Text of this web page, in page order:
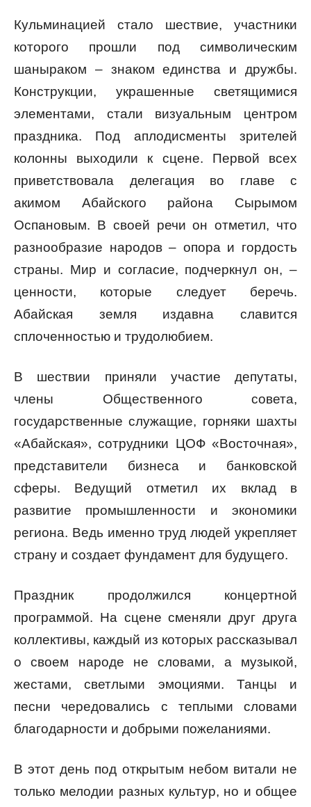
Кульминацией стало шествие, участники
которого прошли под символическим
шаныраком – знаком единства и дружбы.
Конструкции, украшенные светящимися
элементами, стали визуальным центром
праздника. Под аплодисменты зрителей
колонны выходили к сцене. Первой всех
приветствовала делегация во главе с
акимом Абайского района Сырымом
Оспановым. В своей речи он отметил, что
разнообразие народов – опора и гордость
страны. Мир и согласие, подчеркнул он, –
ценности, которые следует беречь.
Абайская земля издавна славится
сплоченностью и трудолюбием.
В шествии приняли участие депутаты,
члены Общественного совета,
государственные служащие, горняки шахты
«Абайская», сотрудники ЦОФ «Восточная»,
представители бизнеса и банковской
сферы. Ведущий отметил их вклад в
развитие промышленности и экономики
региона. Ведь именно труд людей укрепляет
страну и создает фундамент для будущего.
Праздник продолжился концертной
программой. На сцене сменяли друг друга
коллективы, каждый из которых рассказывал
о своем народе не словами, а музыкой,
жестами, светлыми эмоциями. Танцы и
песни чередовались с теплыми словами
благодарности и добрыми пожеланиями.
В этот день под открытым небом витали не
только мелодии разных культур, но и общее